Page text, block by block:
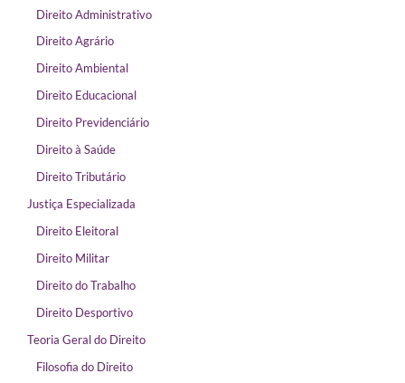
Direito Administrativo
Direito Agrário
Direito Ambiental
Direito Educacional
Direito Previdenciário
Direito à Saúde
Direito Tributário
Justiça Especializada
Direito Eleitoral
Direito Militar
Direito do Trabalho
Direito Desportivo
Teoria Geral do Direito
Filosofia do Direito